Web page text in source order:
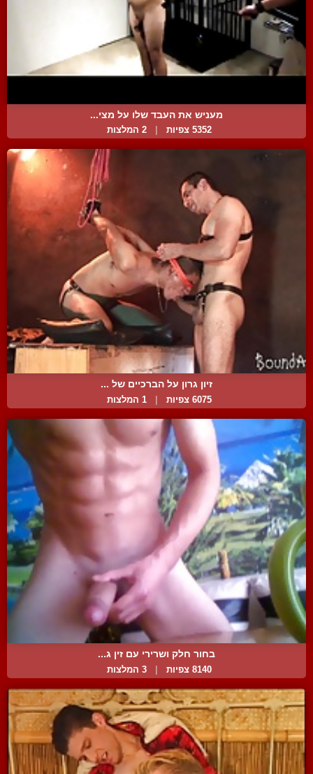
מעניש את העבד שלו על מצי...
5352 צפיות 2 המלצות
זיון גרון על הברכיים של ...
6075 צפיות 1 המלצות
בחור חלק ושרירי עם זין ג...
8140 צפיות | 3 המלצות